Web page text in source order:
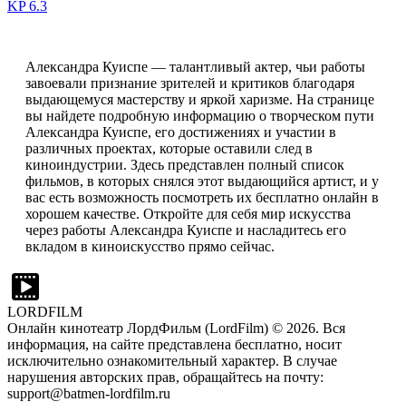
KP6.3
Александра Куиспе — талантливый актер, чьи работы
завоевали признание зрителей и критиков благодаря
выдающемуся мастерству и яркой харизме. На странице
вы найдете подробную информацию о творческом пути
Александра Куиспе, его достижениях и участии в
различных проектах, которые оставили след в
киноиндустрии. Здесь представлен полный список
фильмов, в которых снялся этот выдающийся артист, и у
вас есть возможность посмотреть их бесплатно онлайн в
хорошем качестве. Откройте для себя мир искусства
через работы Александра Куиспе и насладитесь его
вкладом в киноискусство прямо сейчас.
LORDFILM
Онлайн кинотеатр ЛордФильм (LordFilm) © 2026. Вся
информация, на сайте представлена бесплатно, носит
исключительно ознакомительный характер. В случае
нарушения авторских прав, обращайтесь на почту:
support@batmen-lordfilm.ru